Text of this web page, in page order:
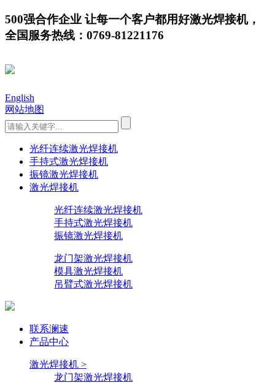
500强合作企业 让每一个客户都用好激光焊接机，
全国服务热线：0769-81221176
English
网站地图
光纤连续激光焊接机
手持式激光焊接机
振镜激光焊接机
激光焊接机
光纤连续激光焊接机
手持式激光焊接机
振镜激光焊接机
龙门架激光焊接机
模具激光焊接机
吊臂式激光焊接机
联系澜速
产品中心
激光焊接机 >
龙门架激光焊接机